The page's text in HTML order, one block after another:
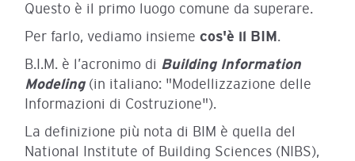
Questo è il primo luogo comune da superare.
Per farlo, vediamo insiemecos'è il BIM .
B.I.M. è l’acronimo di Building Information
Modeling (in italiano: "Modellizzazione delle
Informazioni di Costruzione").
La definizione più nota di BIM è quella del
National Institute of Building Sciences (NIBS),